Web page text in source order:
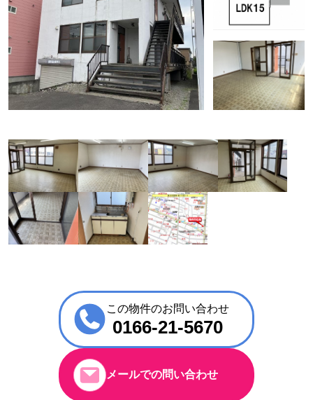
この物件のお問い合わせ
0166-21-5670
メールでの問い合わせ